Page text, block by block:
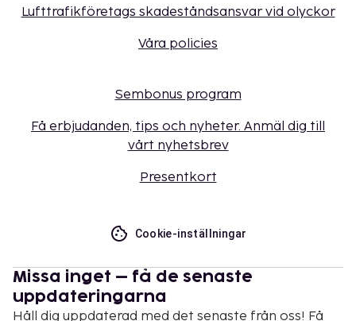
Lufttrafikföretags skadeståndsansvar vid olyckor
Våra policies
Sembonus program
Få erbjudanden, tips och nyheter. Anmäl dig till
vårt nyhetsbrev
Presentkort
Cookie-inställningar
Missa inget – få de senaste
uppdateringarna
Håll dig uppdaterad med det senaste från oss! Få